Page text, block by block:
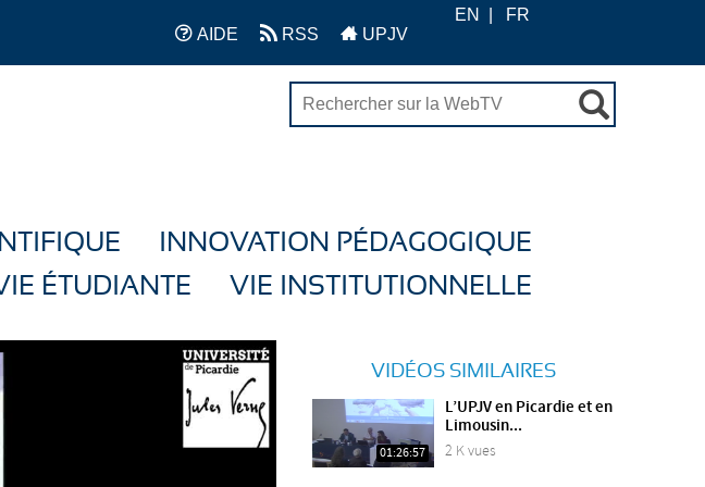
AIDE RSS UPJV
EN FR
INNOVATION PÉDAGOGIQUE
ÉTUDIANTE VIE INSTITUTIONNELLE
VIDÉOS SIMILAIRES
01:26:57
L’UPJV en Picardie et en
Limousin...
2 K vues